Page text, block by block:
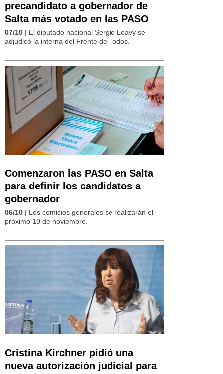
precandidato a gobernador de
Salta más votado en las PASO
07/10 | El diputado nacional Sergio Leavy se
adjudicó la interna del Frente de Todos.
Comenzaron las PASO en Salta
para definir los candidatos a
gobernador
06/10 | Los comicios generales se realizarán el
próximo 10 de noviembre.
Cristina Kirchner pidió una
nueva autorización judicial para